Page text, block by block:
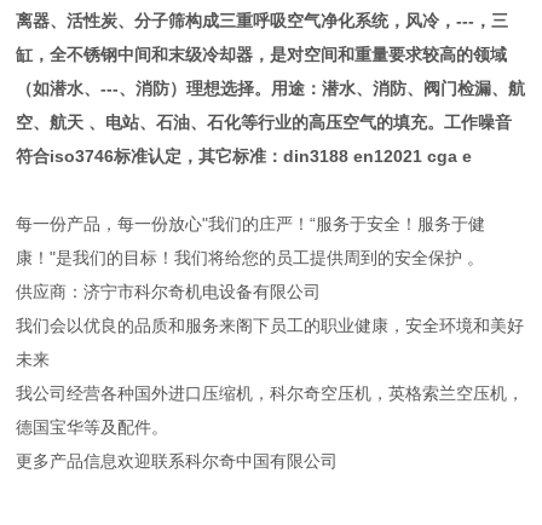
离器、活性炭、分子筛构成三重呼吸空气净化系统，风冷，---，三
缸，全不锈钢中间和末级冷却器，是对空间和重量要求较高的领域
（如潜水、---、消防）理想选择。用途：潜水、消防、阀门检漏、航
空、航天 、电站、石油、石化等行业的高压空气的填充。工作噪音
符合iso3746标准认定，其它标准：din3188 en12021 cga e
每一份产品，每一份放心"我们的庄严！“服务于安全！服务于健
康！"是我们的目标！我们将给您的员工提供周到的安全保护 。
供应商：济宁市科尔奇机电设备有限公司
我们会以优良的品质和服务来阁下员工的职业健康，安全环境和美好
未来
我公司经营各种国外进口压缩机，科尔奇空压机，英格索兰空压机，
德国宝华等及配件。
更多产品信息欢迎联系科尔奇中国有限公司